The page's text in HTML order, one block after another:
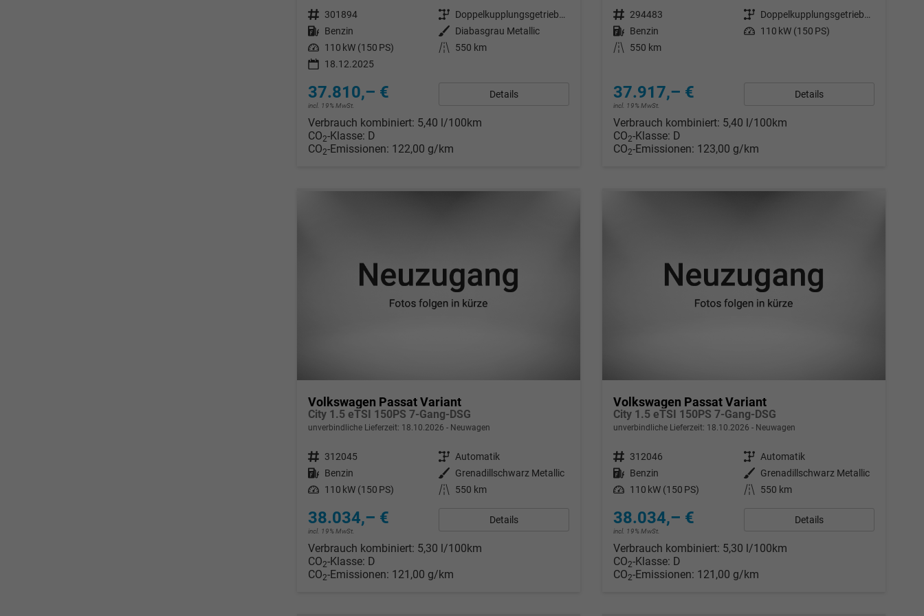
Fahrzeugnr. 301894 Getriebe
Doppelkupplungsgetriebe (DSG)
Kraftstoff Benzin Außenfarbe
Diabasgrau Metallic
Leistung 110 kW (150 PS) Kilometerstand
550 km
18.12.2025
37.810,– €
incl. 19% MwSt.
Details
Verbrauch kombiniert: 5,40 l/100km
CO2-Klasse: D
CO2-Emissionen: 122,00 g/km
Fahrzeugnr. 294483 Getriebe
Doppelkupplungsgetriebe (DSG)
Kraftstoff Benzin Leistung 110 kW (150 PS)
Kilometerstand
550 km
37.917,– €
incl. 19% MwSt.
Details
Verbrauch kombiniert: 5,40 l/100km
CO2-Klasse: D
CO2-Emissionen: 123,00 g/km
Volkswagen Passat Variant
City 1.5 eTSI 150PS 7-Gang-DSG
unverbindliche Lieferzeit: 18.10.2026 Neuwagen
Fahrzeugnr. 312045 Getriebe Automatik
Kraftstoff Benzin Außenfarbe
Grenadillschwarz Metallic
Leistung 110 kW (150 PS) Kilometerstand 550 km
38.034,– €
incl. 19% MwSt.
Details
Verbrauch kombiniert: 5,30 l/100km
CO2-Klasse: D
CO2-Emissionen: 121,00 g/km
Volkswagen Passat Variant
City 1.5 eTSI 150PS 7-Gang-DSG
unverbindliche Lieferzeit: 18.10.2026 Neuwagen
Fahrzeugnr. 312046 Getriebe Automatik
Kraftstoff Benzin Außenfarbe
Grenadillschwarz Metallic
Leistung 110 kW (150 PS) Kilometerstand 550 km
38.034,– €
incl. 19% MwSt.
Details
Verbrauch kombiniert: 5,30 l/100km
CO2-Klasse: D
CO2-Emissionen: 121,00 g/km